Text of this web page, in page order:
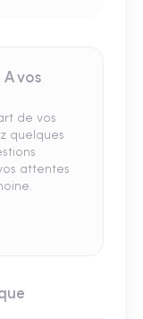
vos
de vos
quelques
attentes